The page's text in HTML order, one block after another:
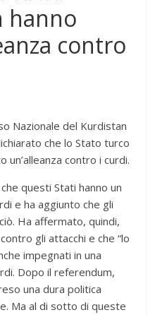
hanno
contro
Nazionale del Kurdistan
che lo Stato turco
contro i curdi.
questi Stati hanno un
e ha aggiunto che gli
Ha affermato, quindi,
gli attacchi e che “lo
impegnati in una
Dopo il referendum,
una dura politica
Ma al di sotto di queste